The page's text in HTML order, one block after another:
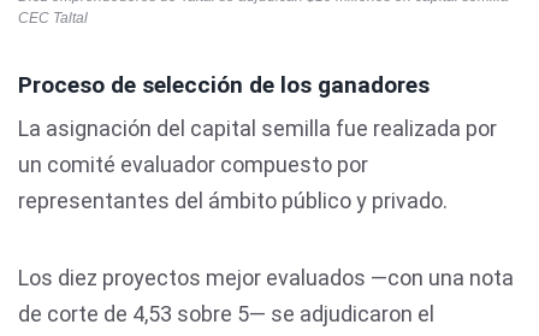
CEC Taltal
Proceso de selección de los ganadores
La asignación del capital semilla fue realizada por
un comité evaluador compuesto por
representantes del ámbito público y privado.
Los diez proyectos mejor evaluados —con una nota
de corte de 4,53 sobre 5— se adjudicaron el